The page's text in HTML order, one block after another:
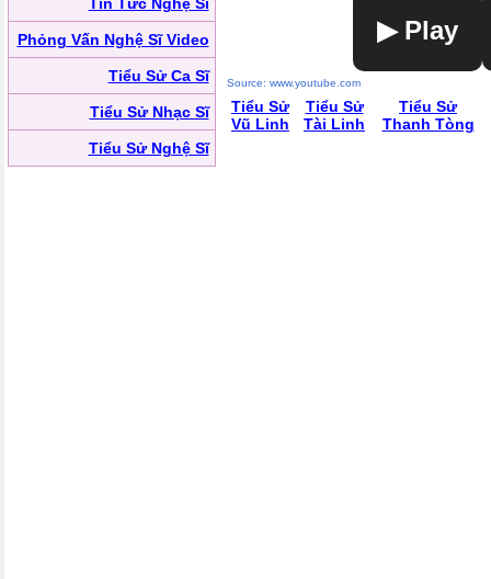
Phỏng Vấn Nghệ Sĩ Video
Tiểu Sử Ca Sĩ
Tiểu Sử Nhạc Sĩ
Tiểu Sử Nghệ Sĩ
▶ Play
Source: www.youtube.com
Tiểu Sử
Vũ Linh
Tiểu Sử
Tài Linh
Tiểu Sử
Thanh Tòng